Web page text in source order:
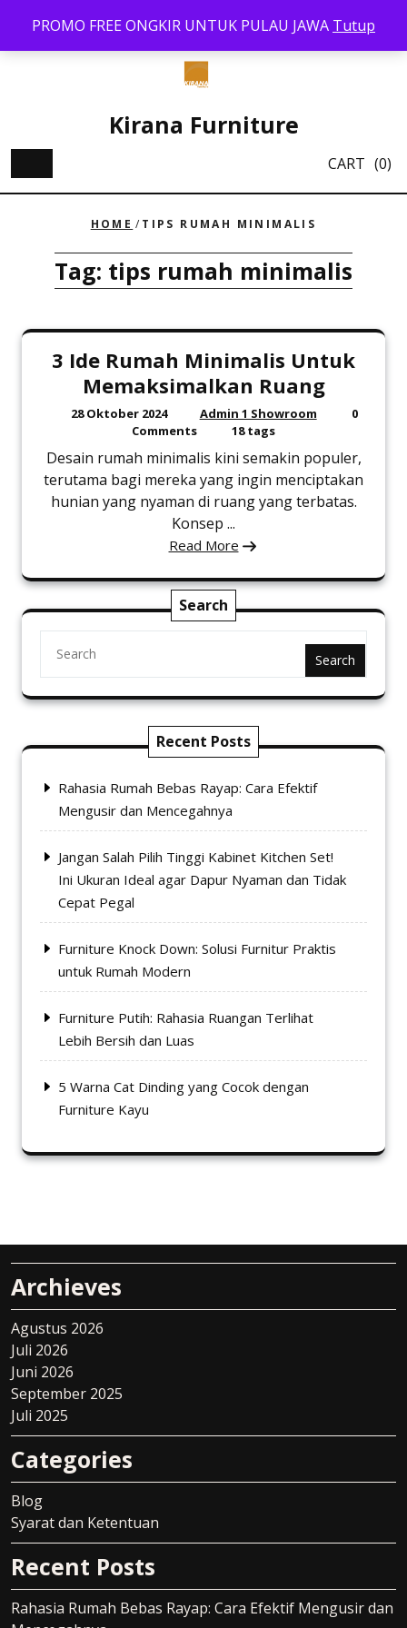
PROMO FREE ONGKIR UNTUK PULAU JAWA Tutup
content
Kirana Furniture
CART (0)
HOME / TIPS RUMAH MINIMALIS
Tag: tips rumah minimalis
3 Ide Rumah Minimalis Untuk
Memaksimalkan Ruang
28 Oktober 2024 Admin 1 Showroom
0
Comments
18 tags
Desain rumah minimalis kini semakin populer,
terutama bagi mereka yang ingin menciptakan
hunian yang nyaman di ruang yang terbatas.
Konsep ...
Read More
Search
Search
Recent Posts
Rahasia Rumah Bebas Rayap: Cara Efektif
Mengusir dan Mencegahnya
Jangan Salah Pilih Tinggi Kabinet Kitchen Set!
Ini Ukuran Ideal agar Dapur Nyaman dan Tidak
Cepat Pegal
Furniture Knock Down: Solusi Furnitur Praktis
untuk Rumah Modern
Furniture Putih: Rahasia Ruangan Terlihat
Lebih Bersih dan Luas
5 Warna Cat Dinding yang Cocok dengan
Furniture Kayu
Archieves
Agustus 2026
Juli 2026
Juni 2026
September 2025
Juli 2025
Categories
Blog
Syarat dan Ketentuan
Recent Posts
Rahasia Rumah Bebas Rayap: Cara Efektif Mengusir dan